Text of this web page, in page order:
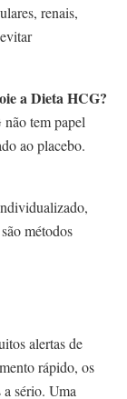
renais,
a Dieta HCG?
tem papel
ao placebo.
métodos
alertas de
rápido, os
sério. Uma